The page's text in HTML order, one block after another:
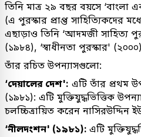
তিনি মাত্র ২৯ বছর বয়সে ‘বাংলা
(এ পুরস্কার প্রাপ্ত সাহিত্যিকদের
এছাড়াও তিনি ‘আদমজী সাহিত্য
(১৯৮৪), ‘স্বাধীনতা পুরস্কার'
তাঁর রচিত উপন্যাসগুলো:
‘দেয়ালের দেশ': এটি তাঁর প্রথম
(১৯৮১): এটি মুক্তিযুদ্ধভিত্তিক
চলচ্চিত্রায়িত করেন নাসিরউদ্দিন
‘নীলদংশন' (১৯৮১): এটি